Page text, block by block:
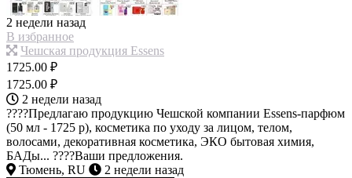
2 недели назад
В избранное
Чешская продукция Essens
1725.00 ₽
1725.00 ₽
2 недели назад
????Предлагаю продукцию Чешской компании Essens-парфюм
(50 мл - 1725 р), косметика по уходу за лицом, телом,
волосами, декоративная косметика, ЭКО бытовая химия,
БАДы... ????Ваши предложения.
Тюмень, RU
2 недели назад